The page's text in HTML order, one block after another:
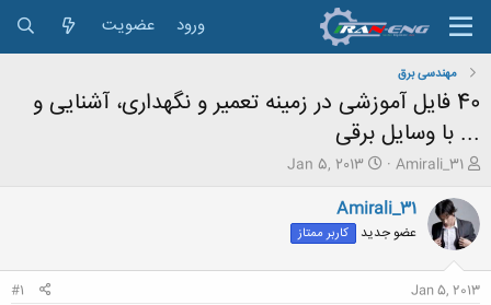
ورود عضویت
مهندسی برق
40 فایل آموزشی در زمینه تعمیر و نگهداری، آشنایی و
... با وسایل برقی
ش
و
ع
ک
Amirali_31
ت
ر
خ
Jan 5, 2013
Amirali_31
عضو جدید کاربر ممتاز
Jan 5, 2013
#1